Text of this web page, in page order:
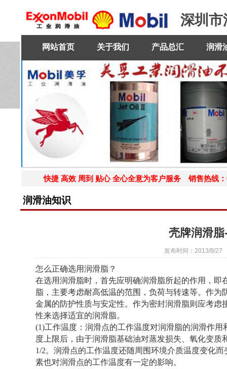
深圳市
网站首页 关于我们 产品总汇 润滑
快捷 高效 周到 贴心 全心全意为客户服务 销售热线
润滑油知识
壳牌润滑
发布时间：2013/8/
怎么正确选用润滑脂？
在选用润滑脂时，首先应明确润滑脂所起的作用，
脂，主要考虑耐高低温的范围，负荷与转速等。作
金属的防护性质与安定性。作为密封润滑脂则应考
性来选择适宜的润滑脂。
(1)工作温度：润滑点的工作温度对润滑脂的润滑作
度上限后，由于润滑脂基础油对蒸发损失、氧化变
1/2。润滑点的工作温度还随周围环境介质温度变化
素也对润滑点的工作温度有一定的影响。